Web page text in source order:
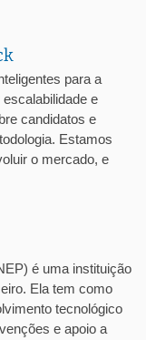
para a
e
candidatos e
Estamos
o mercado, e
é uma instituição
Ela tem como
tecnológico
e apoio a